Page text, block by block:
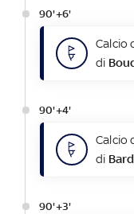
90'+6'
Calcio
di
90'+4'
Calcio
di
90'+3'